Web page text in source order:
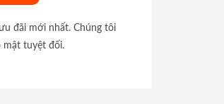
đãi mới nhất. Chúng tôi
mật tuyệt đối.